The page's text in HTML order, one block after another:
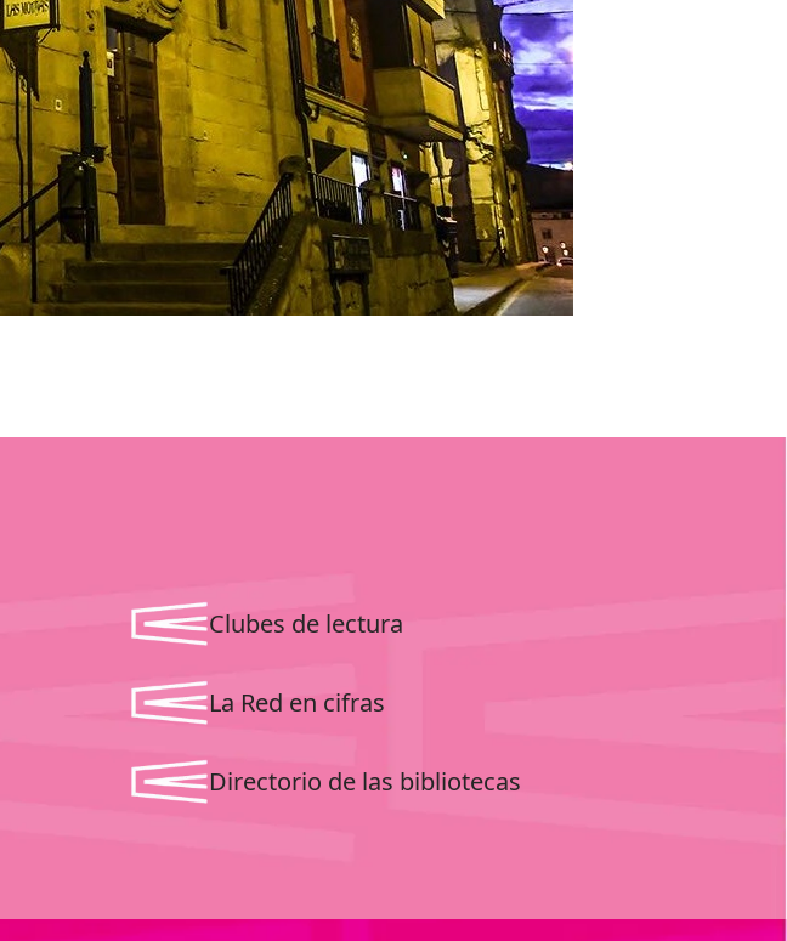
Clubes de lectura
La Red en cifras
Directorio de las bibliotecas